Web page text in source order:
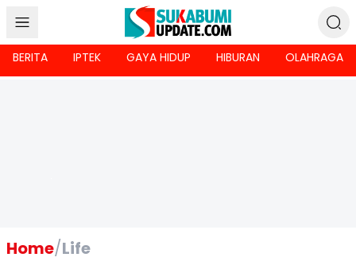
BERITA IPTEK GAYA HIDUP HIBURAN OLAHRAGA
Home/Life